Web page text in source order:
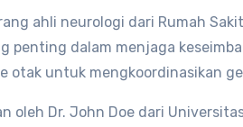
ahli neurologi dari Rumah
penting dalam menjaga
otak untuk mengkoordinasikan
oleh Dr. John Doe dari